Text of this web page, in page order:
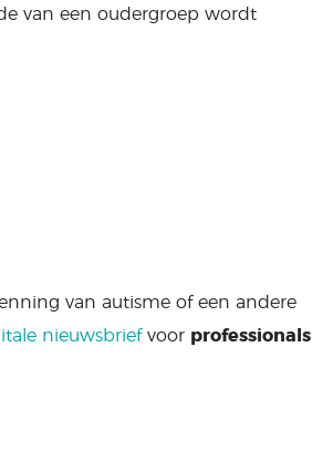
van een oudergroep wordt
van autisme of een andere
nieuwsbriefvoor professionals